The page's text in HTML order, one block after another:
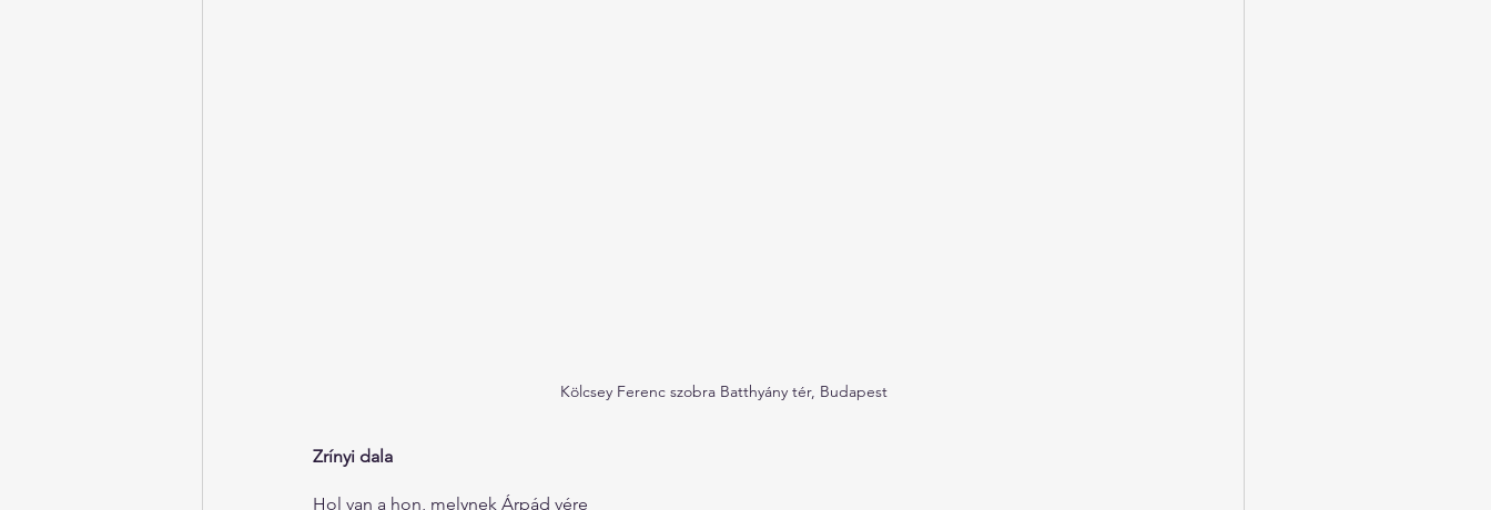
Kölcsey Ferenc szobra Batthyány tér, Budapest
Zrínyi dala
Hol van a hon, melynek Árpád vére